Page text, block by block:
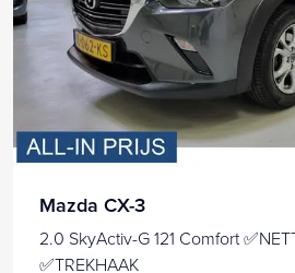
Mazda CX-3
2.0 SkyActiv-G 121 Comfort
✅TREKHAAK